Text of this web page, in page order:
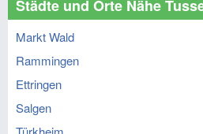
Städte und Orte Nähe
Markt Wald
Rammingen
Ettringen
Salgen